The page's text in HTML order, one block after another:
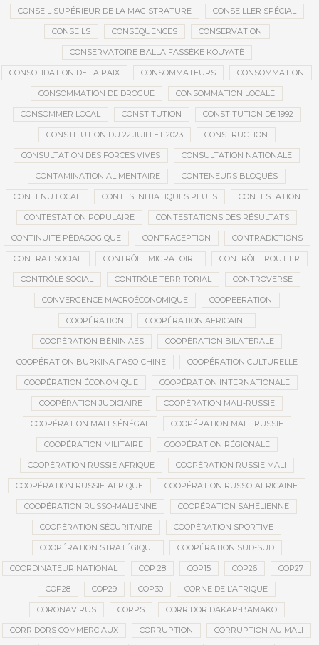
CONSEIL SUPÉRIEUR DE LA MAGISTRATURE CONSEILLER SPÉCIAL
CONSEILS CONSÉQUENCES CONSERVATION
CONSERVATOIRE BALLA FASSÉKÉ KOUYATÉ
CONSOLIDATION DE LA PAIX CONSOMMATEURS CONSOMMATION
CONSOMMATION DE DROGUE CONSOMMATION LOCALE
CONSOMMER LOCAL CONSTITUTION CONSTITUTION DE 1992
CONSTITUTION DU 22 JUILLET 2023 CONSTRUCTION
CONSULTATION DES FORCES VIVES CONSULTATION NATIONALE
CONTAMINATION ALIMENTAIRE CONTENEURS BLOQUÉS
CONTENU LOCAL CONTES INITIATIQUES PEULS CONTESTATION
CONTESTATION POPULAIRE CONTESTATIONS DES RÉSULTATS
CONTINUITÉ PÉDAGOGIQUE CONTRACEPTION CONTRADICTIONS
CONTRAT SOCIAL CONTRÔLE MIGRATOIRE CONTRÔLE ROUTIER
CONTRÔLE SOCIAL CONTRÔLE TERRITORIAL CONTROVERSE
CONVERGENCE MACROÉCONOMIQUE COOPEERATION
COOPÉRATION COOPÉRATION AFRICAINE
COOPÉRATION BÉNIN AES COOPÉRATION BILATÉRALE
COOPÉRATION BURKINA FASO-CHINE COOPÉRATION CULTURELLE
COOPÉRATION ÉCONOMIQUE COOPÉRATION INTERNATIONALE
COOPÉRATION JUDICIAIRE COOPÉRATION MALI-RUSSIE
COOPÉRATION MALI-SÉNÉGAL COOPÉRATION MALI–RUSSIE
COOPÉRATION MILITAIRE COOPÉRATION RÉGIONALE
COOPÉRATION RUSSIE AFRIQUE COOPÉRATION RUSSIE MALI
COOPÉRATION RUSSIE-AFRIQUE COOPÉRATION RUSSO-AFRICAINE
COOPÉRATION RUSSO-MALIENNE COOPÉRATION SAHÉLIENNE
COOPÉRATION SÉCURITAIRE COOPÉRATION SPORTIVE
COOPÉRATION STRATÉGIQUE COOPÉRATION SUD-SUD
COORDINATEUR NATIONAL COP 28 COP15 COP26 COP27
COP28 COP29 COP30 CORNE DE L’AFRIQUE
CORONAVIRUS CORPS CORRIDOR DAKAR-BAMAKO
CORRIDORS COMMERCIAUX CORRUPTION CORRUPTION AU MALI